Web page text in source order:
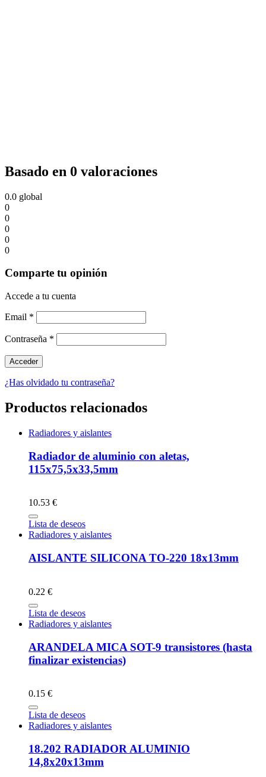
Basado en 0 valoraciones
0.0 global
0
0
0
0
0
Comparte tu opinión
Accede a tu cuenta
Email *
Contraseña *
¿Has olvidado tu contraseña?
Productos relacionados
Radiadores y aislantes
Radiador de aluminio con aletas,
115x75,5x33,5mm
10.53 €
Lista de deseos
Radiadores y aislantes
AISLANTE SILICONA TO-220 18x13mm
0.22 €
Lista de deseos
Radiadores y aislantes
ARANDELA MICA SOT-9 transistores (hasta
finalizar existencias)
0.15 €
Lista de deseos
Radiadores y aislantes
18.202 RADIADOR ALUMINIO
14,8x20x13mm